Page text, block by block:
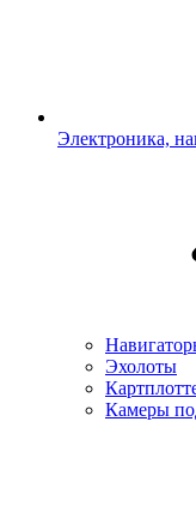
Электроника,
Эхолоты
Камеры